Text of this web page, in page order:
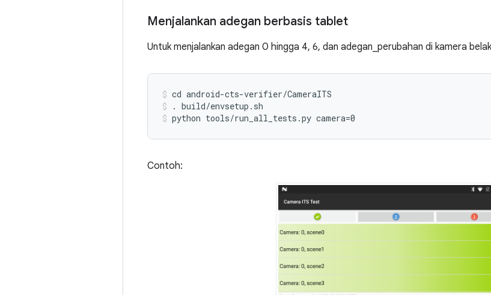
Menjalankan adegan berbasis tablet
Untuk menjalankan adegan 0 hingga 4, 6, dan adegan_perubahan di kamera
cd android-cts-verifier/CameraITS
. build/envsetup.sh
python tools/run_all_tests.py camera=0
Contoh: